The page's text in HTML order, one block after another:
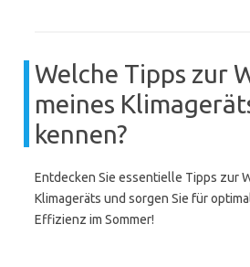
Welche Tipps zur
meines
kennen?
Entdecken Sie essentielle Tipps zur
Klimageräts und sorgen Sie für
Effizienz im Sommer!